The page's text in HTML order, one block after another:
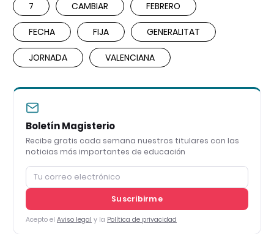
7 CAMBIAR FEBRERO
FECHA FIJA GENERALITAT
JORNADA VALENCIANA
Boletín Magisterio
Recibe gratis cada semana nuestros titulares con las
noticias más importantes de educación
Suscribirme
Acepto el Aviso legal y la Política de privacidad